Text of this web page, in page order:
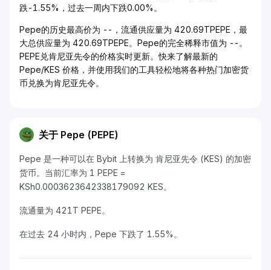
跌-1.55%，过去一周内下跌0.00%。
Pepe的历史最高价为 --，流通供应量为 420.69TPEPE，最
大总供应量为 420.69TPEPE。Pepe的完全稀释市值为 --。
PEPE兑肯尼亚先令的价格实时更新。快来了解最新的
Pepe/KES 价格，并使用我们的工具轻松地将各种热门加密货
币兑换为肯尼亚先令。
关于 Pepe (PEPE)
Pepe 是一种可以在 Bybit 上转换为 肯尼亚先令 (KES) 的加密
货币。当前汇率为 1 PEPE =
KSh0.0003623642338179092 KES。
流通量为 421T PEPE。
在过去 24 小时内，Pepe 下跌了 1.55%。